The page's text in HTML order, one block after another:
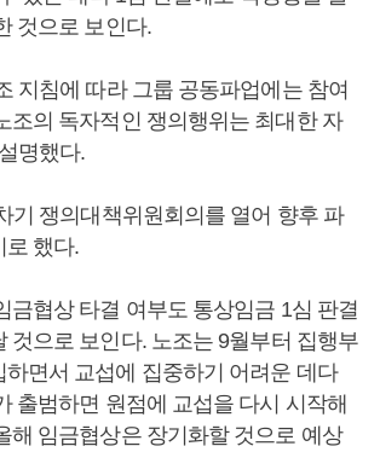
것으로 보인다.
지침에 따라 그룹 공동파업에는 참여
조의 독자적인 쟁의행위는 최대한 자
명했다.
기 쟁의대책위원회의를 열어 향후 파
로 했다.
금협상 타결 여부도 통상임금 1심 판결
것으로 보인다. 노조는 9월부터 집행부
하면서 교섭에 집중하기 어려운 데다
출범하면 원점에 교섭을 다시 시작해
해 임금협상은 장기화할 것으로 예상